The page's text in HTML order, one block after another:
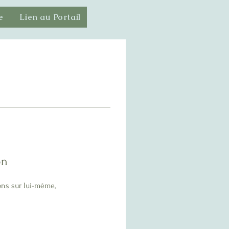
Lien au Portail
sur lui-même,